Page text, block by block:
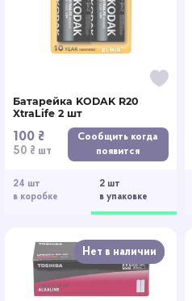
24 шт
в коробке
2 шт
в упаковке
Батарейка KODAK R20
XtraLife 2 шт
100 ₴
50 ₴ шт
Сообщить когда
появится
Нет в наличии